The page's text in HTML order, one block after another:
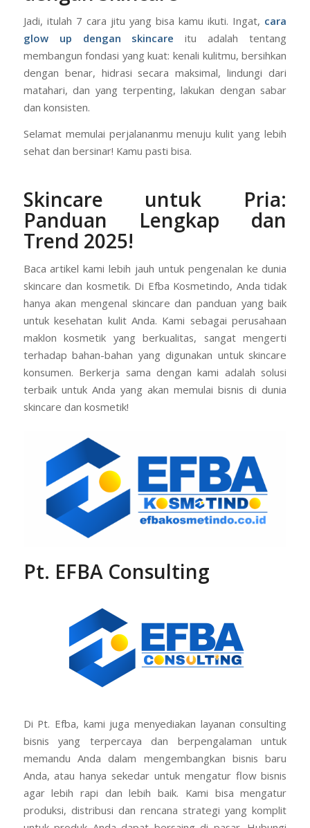
Kesimpulan Cara Glow Up
dengan Skincare
Jadi, itulah 7 cara jitu yang bisa kamu ikuti. Ingat,cara
glow up dengan skincare itu adalah tentang
membangun fondasi yang kuat: kenali kulitmu, bersihkan
dengan benar, hidrasi secara maksimal, lindungi dari
matahari, dan yang terpenting, lakukan dengan sabar
dan konsisten.
sehat dan bersinar! Kamu pasti bisa.
Skincare untuk Pria:
Panduan Lengkap dan
Trend 2025!
Baca artikel kami lebih jauh untuk pengenalan ke dunia
skincare dan kosmetik. Di Efba Kosmetindo, Anda tidak
hanya akan mengenal skincare dan panduan yang baik
untuk kesehatan kulit Anda. Kami sebagai perusahaan
maklon kosmetik yang berkualitas, sangat mengerti
terhadap bahan-bahan yang digunakan untuk skincare
konsumen. Berkerja sama dengan kami adalah solusi
skincare dan kosmetik!
Pt. EFBA Consulting
Di Pt. Efba, kami juga menyediakan layanan consulting
bisnis yang terpercaya dan berpengalaman untuk
memandu Anda dalam mengembangkan bisnis baru
Anda, atau hanya sekedar untuk mengatur flow bisnis